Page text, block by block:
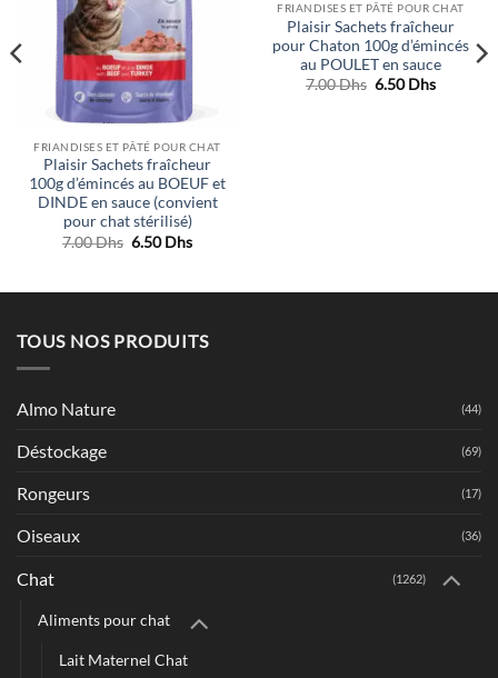
souhaits
FRIANDISES ET PÂTÉ POUR CHAT
Plaisir Sachets fraîcheur
100g d’émincés au BOEUF et
DINDE en sauce (convient
pour chat stérilisé)
7.00Dhs Le
6.50DhsLe
souhaits
FRIANDISES ET PÂTÉ POUR CHAT
Plaisir Sachets fraîcheur
pour Chaton 100g d’émincés
au POULET en sauce
7.00Dhs Le
6.50DhsLe
TOUS NOS PRODUITS
Almo Nature (44)
Déstockage (69)
Rongeurs (17)
Oiseaux (36)
Chat (1262)
Aliments pour chat
Lait Maternel Chat